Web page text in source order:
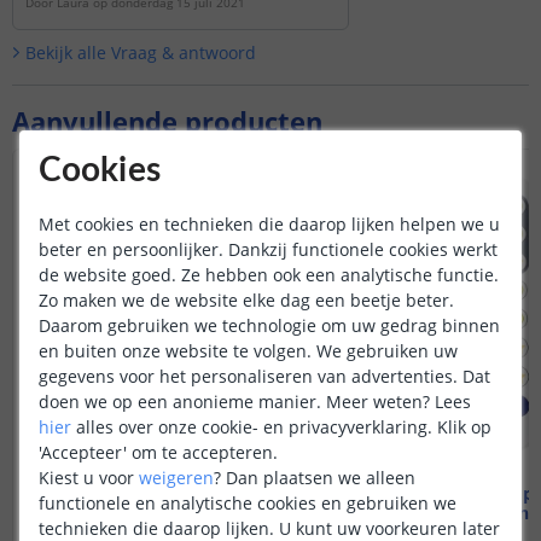
Aanvullende producten
Waterdichte behuizing
Dribox - voor buiten
24
RF
Bekijk alle Vraag & antwoord
Cookies
Met cookies en technieken die daarop lijken helpen we u
beter en persoonlijker. Dankzij functionele cookies werkt
de website goed. Ze hebben ook een analytische functie.
Zo maken we de website elke dag een beetje beter.
Daarom gebruiken we technologie om uw gedrag binnen
en buiten onze website te volgen. We gebruiken uw
gegevens voor het personaliseren van advertenties. Dat
doen we op een anonieme manier. Meer weten? Lees
hier alles over onze cookie- en privacyverklaring. Klik op
'Accepteer' om te accepteren.
Kiest u voor weigeren? Dan plaatsen we alleen
functionele en analytische cookies en gebruiken we
technieken die daarop lijken. U kunt uw voorkeuren later